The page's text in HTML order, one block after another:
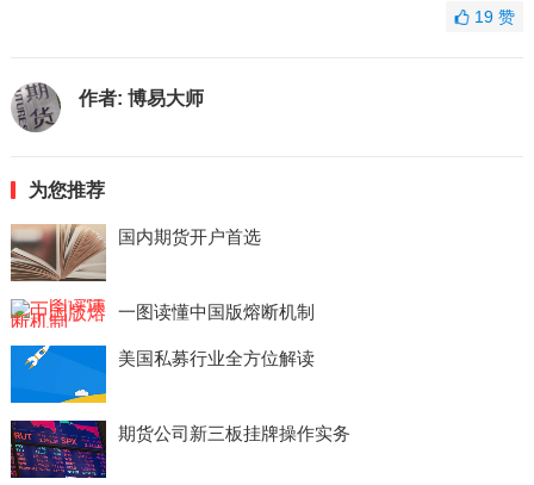
19赞
作者: 博易大师
为您推荐
国内期货开户首选
一图读懂中国版熔断机制
美国私募行业全方位解读
期货公司新三板挂牌操作实务